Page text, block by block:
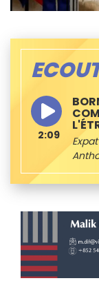
2:09